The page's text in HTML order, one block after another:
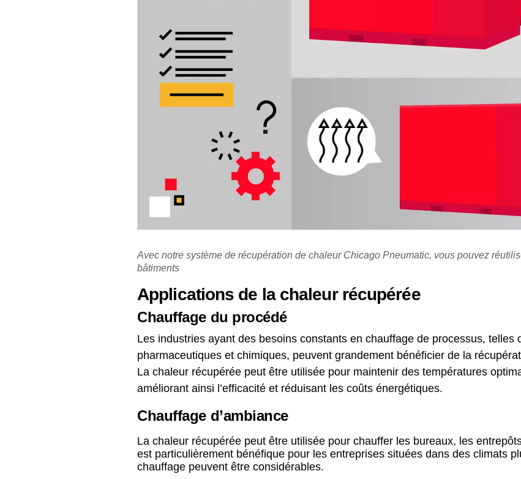
Avec notre système de récupération de chaleur Chicago Pneumatic, vous pouvez
bâtiments
Applications de la chaleur récupérée
Chauffage du procédé
Les industries ayant des besoins constants en chauffage de processus, telles
pharmaceutiques et chimiques, peuvent grandement bénéficier de la
La chaleur récupérée peut être utilisée pour maintenir des températures
améliorant ainsi l’efficacité et réduisant les coûts énergétiques.
Chauffage d’ambiance
La chaleur récupérée peut être utilisée pour chauffer les bureaux, les
est particulièrement bénéfique pour les entreprises situées dans des climats
chauffage peuvent être considérables.